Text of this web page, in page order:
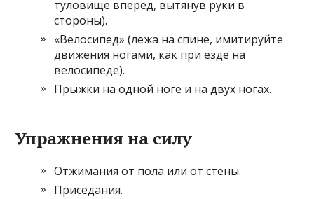
туловище вперед, вытянув руки в
стороны).
«Велосипед» (лежа на спине, имитируйте
движения ногами, как при езде на
велосипеде).
Прыжки на одной ноге и на двух ногах.
Упражнения на силу
Отжимания от пола или от стены.
Приседания.